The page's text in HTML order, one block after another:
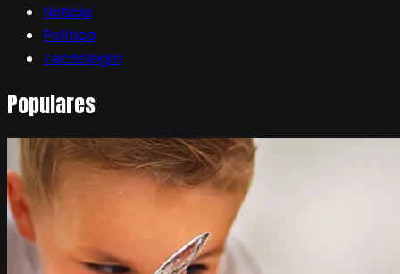
Noticia
Política
Tecnología
Populares